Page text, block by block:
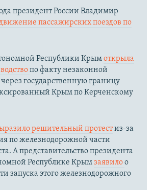
президент России Владимир
пассажирских поездов по
Республики Крымоткрыла
по факту незаконной
государственную границу
Крым по Керченскому
решительный протестиз-за
по железнодорожной части
А представительство президента
Республике Крымзаявилоо
запуска этого железнодорожного